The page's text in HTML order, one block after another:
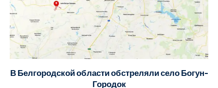
В Белгородской области обстреляли село Богун-
Городок